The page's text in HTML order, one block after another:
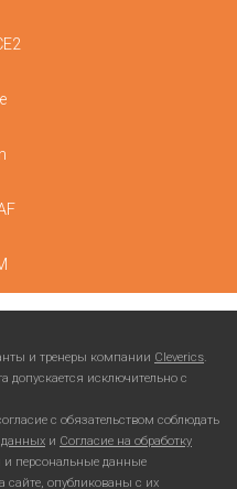
и тренеры компании Cleverics.
допускается исключительно с
с обязательством соблюдать
данных и Согласие на обработку
и персональные данные
сайте, опубликованы с их